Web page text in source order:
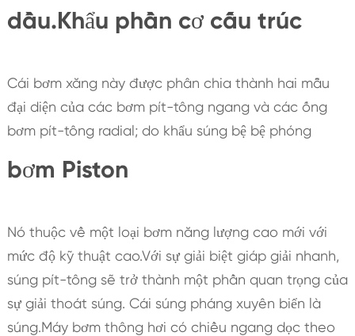
dầu.Khẩu phần cơ cấu trúc
Cái bơm xăng này được phân chia thành hai mẫu
đại diện của các bơm pít-tông ngang và các ống
bơm pít-tông radial; do khẩu súng bệ bệ phóng
bơm Piston
Nó thuộc về một loại bơm năng lượng cao mới với
mức độ kỹ thuật cao.Với sự giải biệt giáp giải nhanh,
súng pít-tông sẽ trở thành một phần quan trọng của
sự giải thoát súng. Cái súng pháng xuyên biển là
súng.Máy bơm thông hơi có chiều ngang dọc theo